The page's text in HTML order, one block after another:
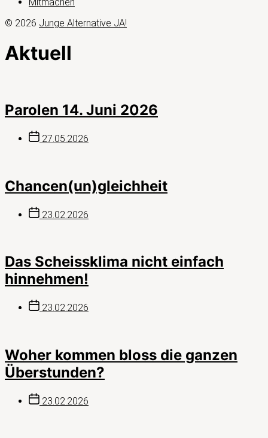
© 2026 Junge Alternative JA!
Aktuell
Parolen 14. Juni 2026
Beitragsdatum
27.05.2026
Chancen(un)gleichheit
Beitragsdatum
23.02.2026
Das Scheissklima nicht einfach
hinnehmen!
Beitragsdatum
23.02.2026
Woher kommen bloss die ganzen
Überstunden?
Beitragsdatum
23.02.2026